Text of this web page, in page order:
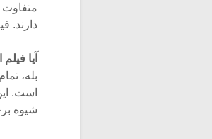
دارند.
آیا
بله،
است.
شیوه